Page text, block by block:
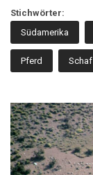
Stichwörter:
Südamerika
Pferd Schaf